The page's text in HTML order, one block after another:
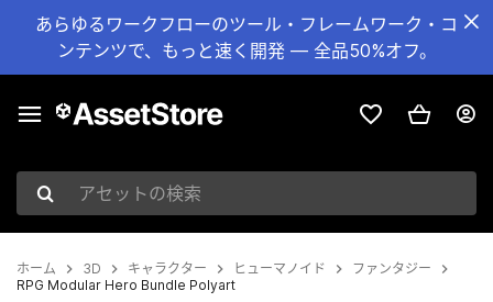
あらゆるワークフローのツール・フレームワーク・コ
ンテンツで、もっと速く開発 — 全品50%オフ。
アセットの検索
ホーム 3D キャラクター ヒューマノイド
ファンタジー
RPG Modular Hero Bundle Polyart